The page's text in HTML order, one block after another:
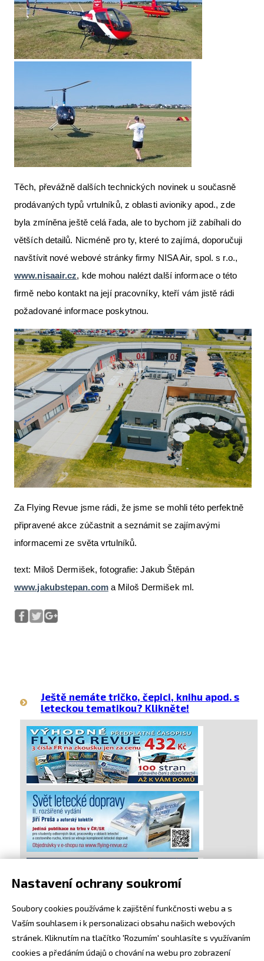
Těch, převážně dalších technických novinek u současně
prodávaných typů vrtulníků, z oblasti avioniky apod., zde
byla zmíněna ještě celá řada, ale to bychom již zabíhali do
větších detailů. Nicméně pro ty, které to zajímá, doporučuji
navštívit nové webové stránky firmy NISA Air, spol. s r.o.,
www.nisaair.cz, kde mohou nalézt další informace o této
firmě nebo kontakt na její pracovníky, kteří vám jistě rádi
požadované informace poskytnou.
Za Flying Revue jsme rádi, že jsme se mohli této perfektně
připravené akce zúčastnit a seznámit se zajímavými
informacemi ze světa vrtulníků.
text: Miloš Dermišek, fotografie: Jakub Štěpán
www.jakubstepan.com a Miloš Dermišek ml.
Ještě nemáte tričko, čepici, knihu apod. s
leteckou tematikou? Klikněte!
Nastavení ochrany soukromí
Soubory cookies používáme k zajištění funkčnosti webu a s
Vaším souhlasem i k personalizaci obsahu našich webových
stránek. Kliknutím na tlačítko 'Rozumím' souhlasíte s využívaním
cookies a předáním údajů o chování na webu pro zobrazení